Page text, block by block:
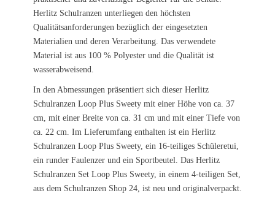
Herlitz Schulranzen unterliegen den höchsten
Qualitätsanforderungen bezüglich der eingesetzten
Materialien und deren Verarbeitung. Das verwendete
Material ist aus 100 % Polyester und die Qualität ist
wasserabweisend.
In den Abmessungen präsentiert sich dieser Herlitz
Schulranzen Loop Plus Sweety mit einer Höhe von ca. 37
cm, mit einer Breite von ca. 31 cm und mit einer Tiefe von
ca. 22 cm. Im Lieferumfang enthalten ist ein Herlitz
Schulranzen Loop Plus Sweety, ein 16-teiliges Schüleretui,
ein runder Faulenzer und ein Sportbeutel. Das Herlitz
Schulranzen Set Loop Plus Sweety, in einem 4-teiligen Set,
aus dem Schulranzen Shop 24, ist neu und originalverpackt.